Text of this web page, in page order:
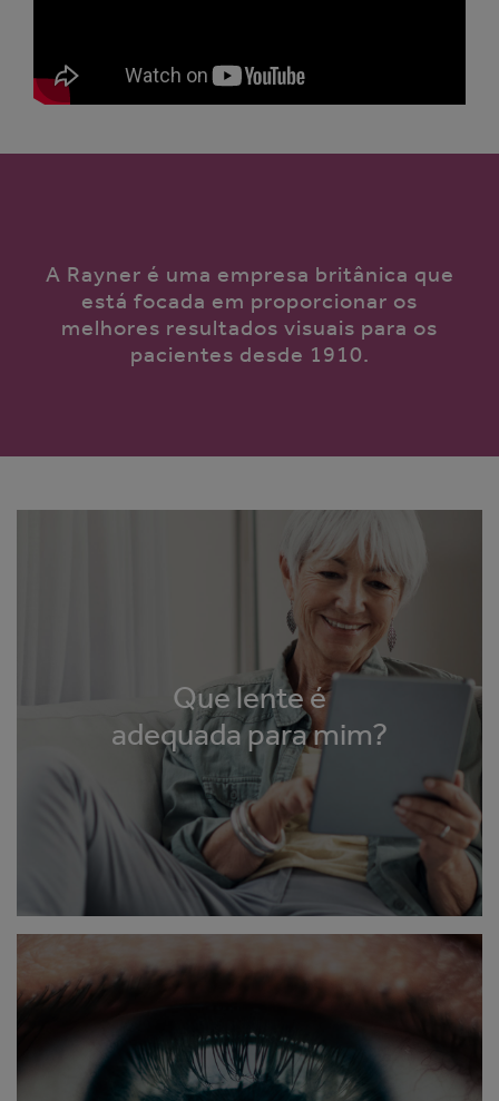
A Rayner é uma empresa britânica que
está focada em proporcionar os
melhores resultados visuais para os
pacientes desde 1910.
Que lente é
adequada para mim?